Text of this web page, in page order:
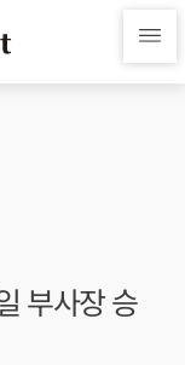
부사장 승